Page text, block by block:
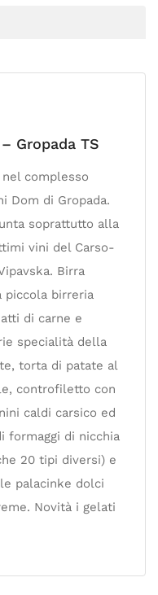
Gropada TS
complesso
Dom di Gropada.
soprattutto alla
vini del Carso-
Birra
piccola birreria
di carne e
specialità della
torta di patate al
controfiletto con
caldi carsico ed
formaggi di nicchia
20 tipi diversi) e
palacinke dolci
Novità i gelati